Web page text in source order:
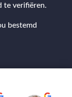
te verifiëren.
bestemd